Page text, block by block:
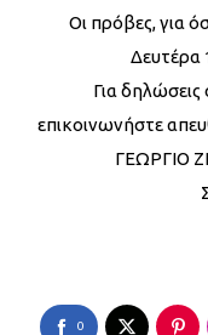
Οι πρόβες, για
Δευτέρα
Για
επικοινωνήστε
ΓΕΩΡΓΙΟ
0